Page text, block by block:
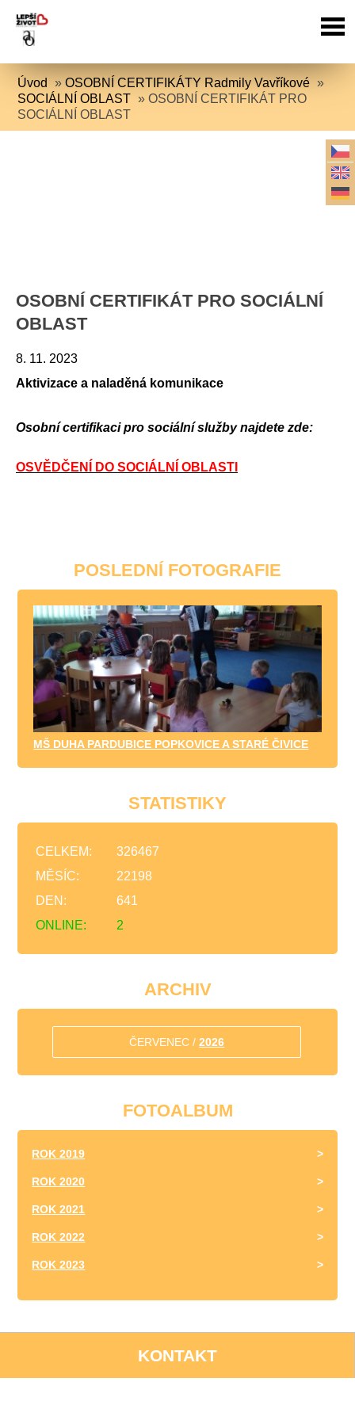
Úvod »OSOBNÍ CERTIFIKÁTY Radmily Vavříkové »
SOCIÁLNÍ OBLAST »OSOBNÍ CERTIFIKÁT PRO
SOCIÁLNÍ OBLAST
OSOBNÍ CERTIFIKÁT PRO SOCIÁLNÍ
OBLAST
8. 11. 2023
Aktivizace a naladěná komunikace
Osobní certifikaci pro sociální služby najdete zde:
OSVĚDČENÍ DO SOCIÁLNÍ OBLASTI
POSLEDNÍ FOTOGRAFIE
MŠ DUHA PARDUBICE POPKOVICE A STARÉ ČIVICE
STATISTIKY
ONLINE: 2
CELKEM:
326467
MĚSÍC:
22198
DEN:
641
ARCHIV
ČERVENEC /2026
FOTOALBUM
ROK 2019
ROK 2020
ROK 2021
ROK 2022
ROK 2023
KONTAKT